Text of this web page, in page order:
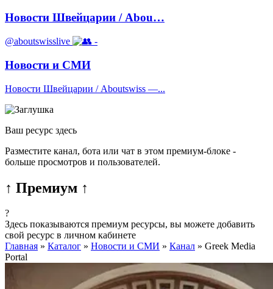
Новости Швейцарии / Abou…
@aboutswisslive -
Новости и СМИ
Новости Швейцарии / Aboutswiss —...
Ваш ресурс здесь
Разместите канал, бота или чат в этом премиум-блоке -
больше просмотров и пользователей.
↑ Премиум ↑
?
Здесь показываются премиум ресурсы, вы можете добавить
свой ресурс в личном кабинете
Главная » Каталог » Новости и СМИ » Канал » Greek Media
Portal